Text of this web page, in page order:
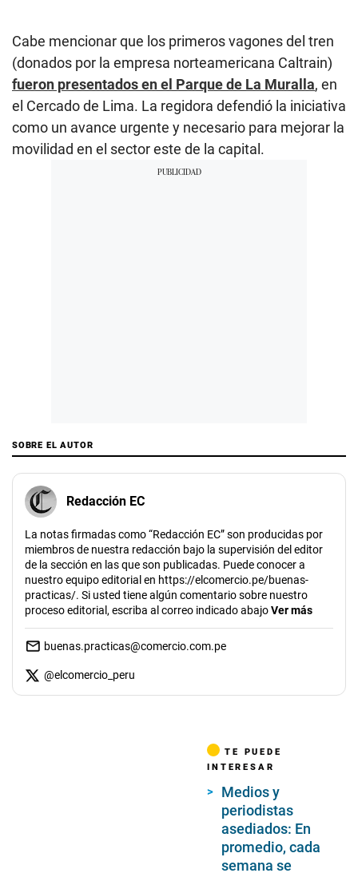
Cabe mencionar que los primeros vagones del tren
(donados por la empresa norteamericana Caltrain)
fueron presentados en el Parque de La Muralla, en
el Cercado de Lima. La regidora defendió la iniciativa
como un avance urgente y necesario para mejorar la
movilidad en el sector este de la capital.
SOBRE EL AUTOR
Redacción EC
La notas firmadas como “Redacción EC” son producidas por
miembros de nuestra redacción bajo la supervisión del editor
de la sección en las que son publicadas. Puede conocer a
nuestro equipo editorial en https://elcomercio.pe/buenas-
practicas/. Si usted tiene algún comentario sobre nuestro
proceso editorial, escriba al correo indicado abajoVer más
buenas.practicas@comercio.com.pe
@elcomercio_peru
TE PUEDE
INTERESAR
Medios y
periodistas
asediados: En
promedio, cada
semana se